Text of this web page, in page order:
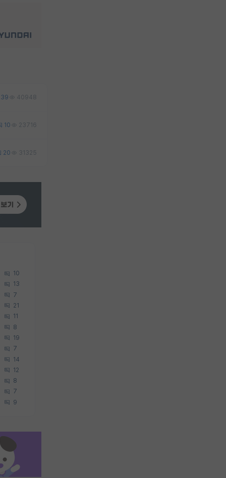
39 40948
10 23716
20 31325
10
13
7
21
11
8
19
7
14
12
8
7
9